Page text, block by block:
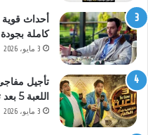
كاملة بجودة HD
3 مايو، 2026
اللعبة 5 بعد تأخير 12 ساعة
3 مايو، 2026